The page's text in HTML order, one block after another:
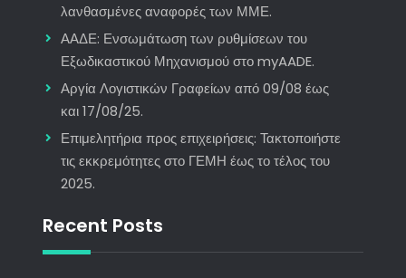
λανθασμένες αναφορές των ΜΜΕ.
ΑΑΔΕ: Ενσωμάτωση των ρυθμίσεων του
Εξωδικαστικού Μηχανισμού στο myAADE.
Αργία Λογιστικών Γραφείων από 09/08 έως
και 17/08/25.
Επιμελητήρια προς επιχειρήσεις: Τακτοποιήστε
τις εκκρεμότητες στο ΓΕΜΗ έως το τέλος του
2025.
Recent Posts